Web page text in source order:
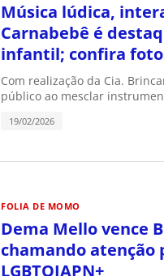
Música lúdica,
Carnabebê é
infantil; confira
Com realização da Cia.
público ao mesclar
19/02/2026
FOLIA DE MOMO
Dema Mello vence
chamando atenção
LGBTQIAPN+